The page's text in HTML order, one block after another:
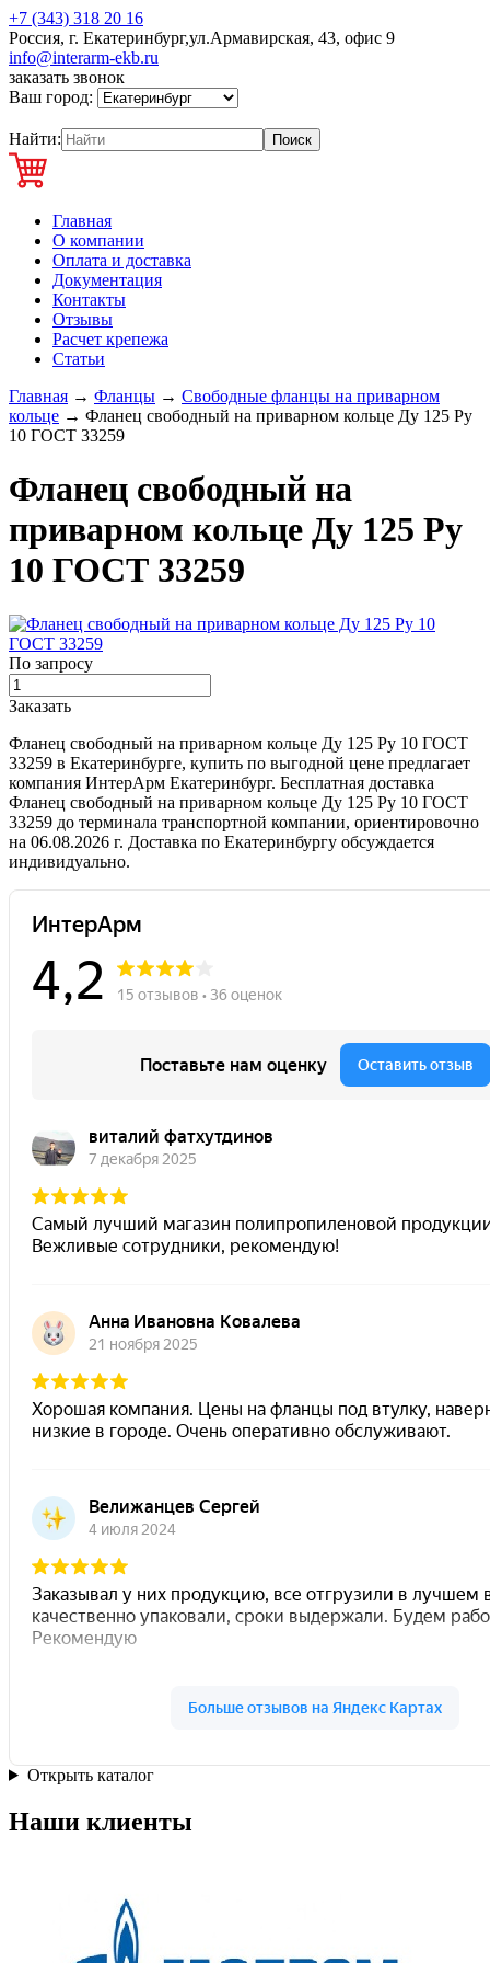
+7 (343) 318 20 16
Россия, г. Екатеринбург,ул.Армавирская, 43, офис 9
info@interarm-ekb.ru
заказать звонок
Ваш город:
Найти:
Главная
О компании
Оплата и доставка
Документация
Контакты
Отзывы
Расчет крепежа
Статьи
Главная → Фланцы → Свободные фланцы на приварном
кольце → Фланец свободный на приварном кольце Ду 125 Ру
10 ГОСТ 33259
Фланец свободный на
приварном кольце Ду 125 Ру
10 ГОСТ 33259
По запросу
Заказать
Фланец свободный на приварном кольце Ду 125 Ру 10 ГОСТ
33259 в Екатеринбурге, купить по выгодной цене предлагает
компания ИнтерАрм Екатеринбург. Бесплатная доставка
Фланец свободный на приварном кольце Ду 125 Ру 10 ГОСТ
33259 до терминала транспортной компании, ориентировочно
на 06.08.2026 г. Доставка по Екатеринбургу обсуждается
индивидуально.
Открыть каталог
Наши клиенты